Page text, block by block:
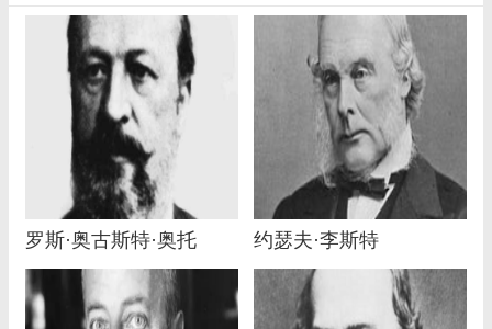
罗斯·奥古斯特·奥托 约瑟夫·李斯特